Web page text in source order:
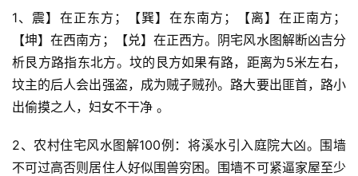
1、震】在正东方；【巽】在东南方；【离】在正南方；
【坤】在西南方；【兑】在正西方。阴宅风水图解断凶吉分
析艮方路指东北方。坟的艮方如果有路，距离为5米左右，
坟主的后人会出强盗，成为贼子贼孙。路大要出匪首，路小
出偷摸之人，妇女不干净 。
2、农村住宅风水图解100例：将溪水引入庭院大凶。围墙
不可过高否则居住人好似围兽穷困。围墙不可紧逼家屋至少